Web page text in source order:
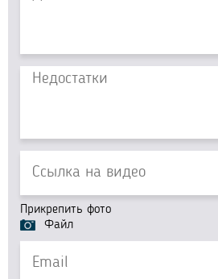
Прикрепить фото
Файл